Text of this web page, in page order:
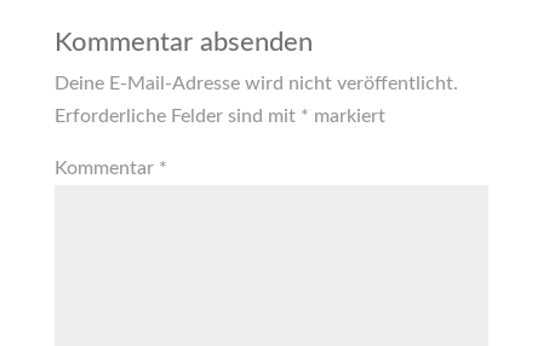
Kommentar absenden
Deine E-Mail-Adresse wird nicht veröffentlicht.
Erforderliche Felder sind mit * markiert
Kommentar *